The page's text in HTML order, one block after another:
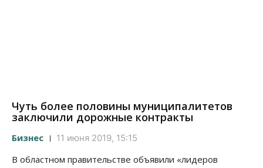
Чуть более половины муниципалитетов
заключили дорожные контракты
Бизнес 11 июня 2019, 15:15
В областном правительстве объявили «лидеров